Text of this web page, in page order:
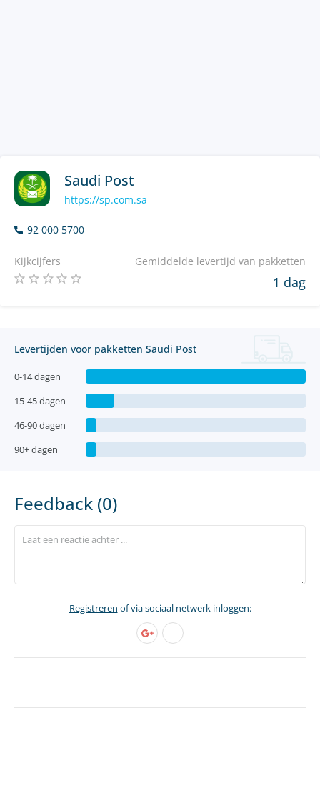
Saudi Post
https://sp.com.sa
92 000 5700
Kijkcijfers Gemiddelde levertijd van pakketten
1 dag
Levertijden voor pakketten Saudi Post
0-14 dagen
15-45 dagen
46-90 dagen
90+ dagen
Feedback (0)
Registreren of via sociaal netwerk inloggen: